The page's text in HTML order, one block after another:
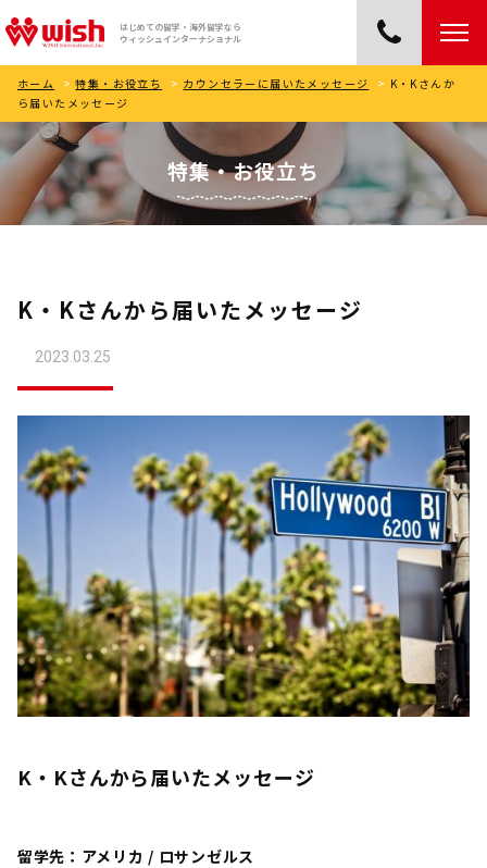
はじめての留学・海外留学なら
ウィッシュインターナショナル
ホーム > 特集・お役立ち > カウンセラーに届いたメッセージ > K・Kさんか
ら届いたメッセージ
特集・お役立ち
K・Kさんから届いたメッセージ
2023.03.25
K・Kさんから届いたメッセージ
留学先：アメリカ / ロサンゼルス